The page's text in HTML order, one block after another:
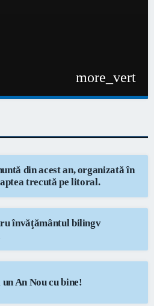
more_vert
din acest an, organizată în
trecută pe litoral.
învăţământul bilingv
An Nou cu bine!